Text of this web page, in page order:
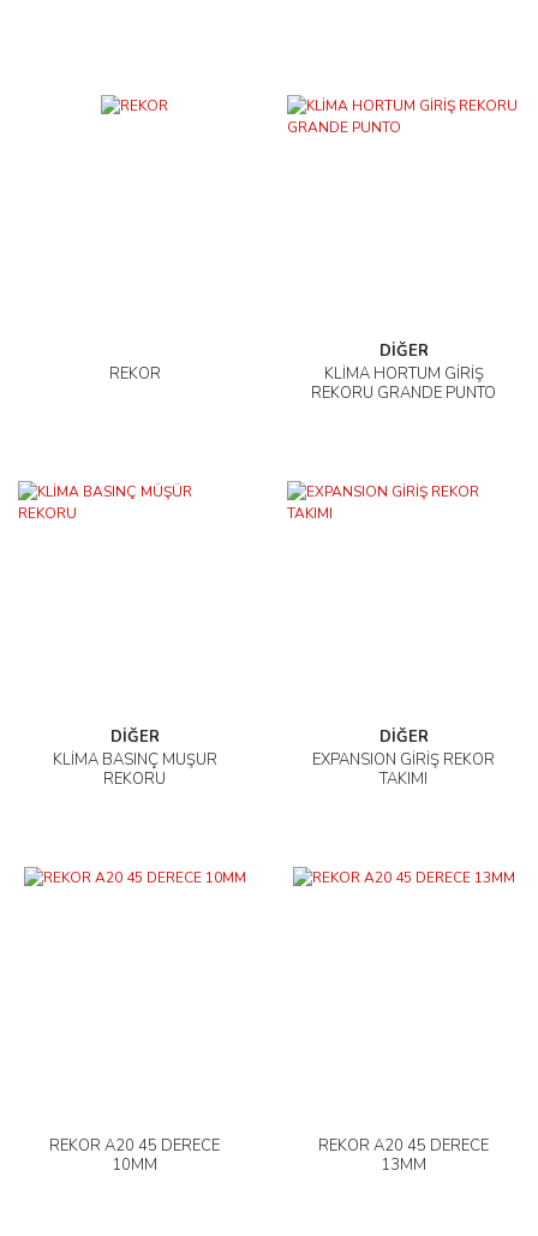
REKOR
DİĞER
KLİMA HORTUM GİRİŞ
REKORU GRANDE PUNTO
DİĞER
KLİMA BASINÇ MÜŞÜR
REKORU
DİĞER
EXPANSION GİRİŞ REKOR
TAKIMI
REKOR A20 45 DERECE
10MM
REKOR A20 45 DERECE
13MM